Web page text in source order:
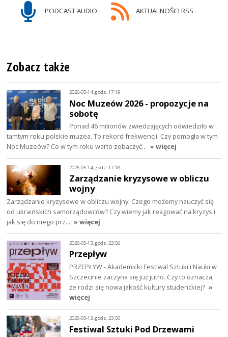
PODCAST AUDIO AKTUALNOŚCI RSS
Zobacz także
2026-05-14, godz. 17:19
Noc Muzeów 2026 - propozycje na
sobotę
Ponad 46 milionów zwiedzających odwiedziło w
tamtym roku polskie muzea. To rekord frekwencji. Czy pomogła w tym
Noc Muzeów? Co w tym roku warto zobaczyć… » więcej
2026-05-14, godz. 17:18
Zarządzanie kryzysowe w obliczu
wojny
Zarządzanie kryzysowe w obliczu wojny. Czego możemy nauczyć się
od ukraińskich samorządowców? Czy wiemy jak reagować na kryzys i
jak się do niego prz… » więcej
2026-05-13, godz. 23:56
Przepływ
PRZEPŁYW - Akademicki Festiwal Sztuki i Nauki w
Szczecinie zaczyna się już jutro. Czy to oznacza,
że rodzi się nowa jakość kultury studenckiej? »
więcej
2026-05-13, godz. 23:50
Festiwal Sztuki Pod Drzewami